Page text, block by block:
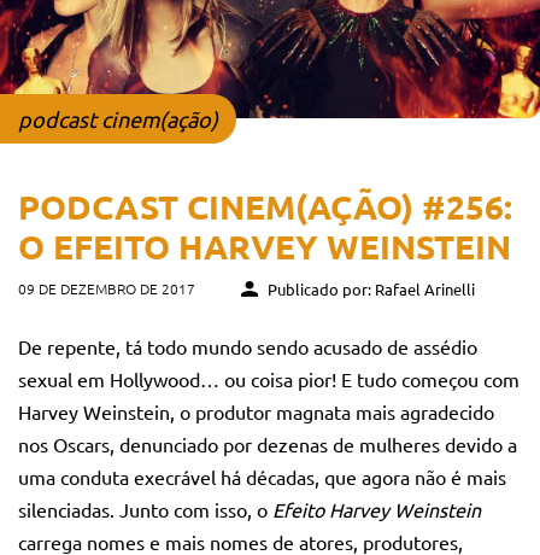
podcast cinem(ação)
PODCAST CINEM(AÇÃO) #256:
O EFEITO HARVEY WEINSTEIN
09 DE DEZEMBRO DE 2017 Publicado por: Rafael Arinelli
De repente, tá todo mundo sendo acusado de assédio
sexual em Hollywood… ou coisa pior! E tudo começou com
Harvey Weinstein, o produtor magnata mais agradecido
nos Oscars, denunciado por dezenas de mulheres devido a
uma conduta execrável há décadas, que agora não é mais
silenciadas. Junto com isso, o Efeito Harvey Weinstein
carrega nomes e mais nomes de atores, produtores,